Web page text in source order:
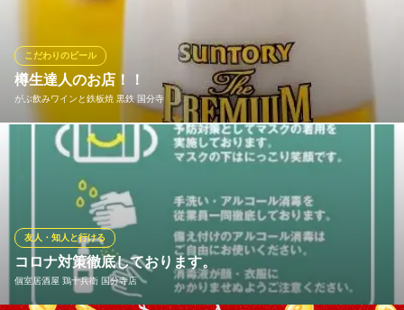
にのどごしがあり、ジューシーな焼肉と相性抜群！その他、居酒
してくれます。焼肉宴会のお供に是非どうぞ♪
焼肉の和民国分寺南口店
国分寺宴会焼肉食べ放題
ＪＲ中央線国分寺駅 徒歩1分
東京都国分寺市南町3-9-15 国分寺ステップス3F
樽生達人のお店！！
がぶ飲みワインと鉄板焼 黒鉄 国分寺
こだわりのビール
夏です！おいしい生ビールが旨い季節です！！おいしい料理とキ
がぶ飲みワインと鉄板焼 黒鉄 国分寺
鉄板ワインバル
ＪＲ中央線国分寺駅北口 徒歩3分
東京都国分寺市本町3-8-2 岡部ビルII 1F
コロナ対策徹底しております。
個室居酒屋 鶏十兵衛 国分寺店
友人・知人と行ける